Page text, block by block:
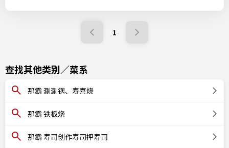
1
查找其他类别／菜系
那霸 涮涮锅、寿喜烧
那霸 铁板烧
那霸 寿司创作寿司押寿司